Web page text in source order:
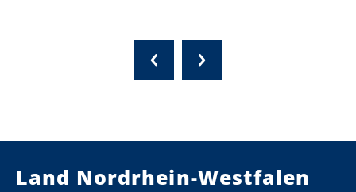
Land Nordrhein-Westfalen